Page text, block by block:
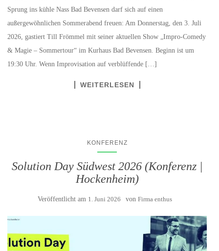
Sprung ins kühle Nass Bad Bevensen darf sich auf einen
außergewöhnlichen Sommerabend freuen: Am Donnerstag, den 3. Juli
2026, gastiert Till Frömmel mit seiner aktuellen Show „Impro-Comedy
& Magie – Sommertour“ im Kurhaus Bad Bevensen. Beginn ist um
19:30 Uhr. Wenn Improvisation auf verblüffende […]
WEITERLESEN
KONFERENZ
Solution Day Südwest 2026 (Konferenz |
Hockenheim)
Veröffentlicht am 1. Juni 2026 von Firma enthus